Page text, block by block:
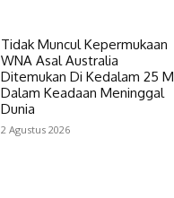
Tidak Muncul Kepermukaan
WNA Asal Australia
Ditemukan Di Kedalam 25 M
Dalam Keadaan Meninggal
Dunia
2 Agustus 2026